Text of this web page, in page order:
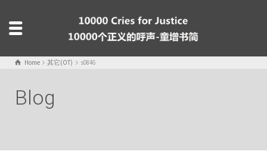
Home 其它(OT) s0846
Blog